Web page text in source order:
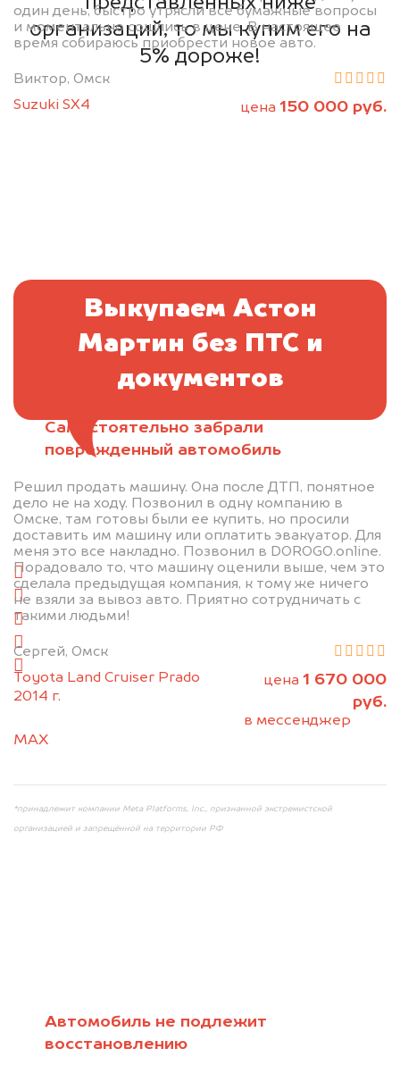
один день, быстро утрясли все бумажные вопросы
и моментально сошлись в цене. В настоящее
время собираюсь приобрести новое авто.
Виктор, Омск
Suzuki SX4
цена 150 000 руб.
Самостоятельно забрали
поврежденный автомобиль
Решил продать машину. Она после ДТП, понятное
дело не на ходу. Позвонил в одну компанию в
Омске, там готовы были ее купить, но просили
доставить им машину или оплатить эвакуатор. Для
меня это все накладно. Позвонил в DOROGO.online.
Порадовало то, что машину оценили выше, чем это
сделала предыдущая компания, к тому же ничего
не взяли за вывоз авто. Приятно сотрудничать с
такими людьми!
Сергей, Омск
Toyota Land Cruiser Prado
2014 г.
цена 1 670 000
руб.
Автомобиль не подлежит
восстановлению
организаций, то мы купим его на
5% дороже!
Выкупаем Астон
Мартин без ПТС и
документов
Отправьте фотографии автомобиля — через
минуту эксперт-оценщик назовёт сумму.
1. Сфотографируйте машину:
спереди
сзади
слева
справа
2. Отправьте фотографии на номер
в мессенджер
MAX
*принадлежит компании Meta Platforms, Inc., признанной экстремистской
организацией и запрещённой на территории РФ
абсолютно
БЕСПЛАТНО